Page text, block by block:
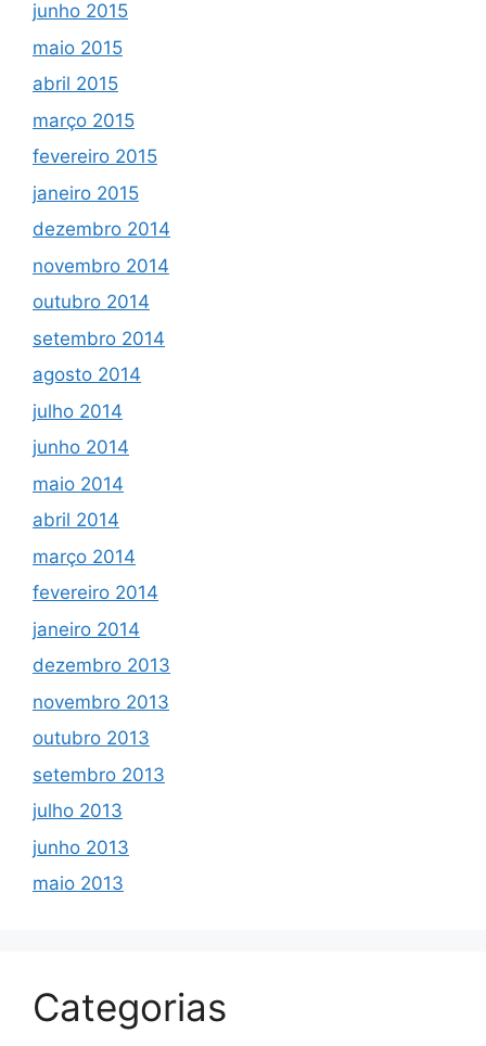
junho 2015
maio 2015
abril 2015
março 2015
fevereiro 2015
janeiro 2015
dezembro 2014
novembro 2014
outubro 2014
setembro 2014
agosto 2014
julho 2014
junho 2014
maio 2014
abril 2014
março 2014
fevereiro 2014
janeiro 2014
dezembro 2013
novembro 2013
outubro 2013
setembro 2013
julho 2013
junho 2013
maio 2013
Categorias